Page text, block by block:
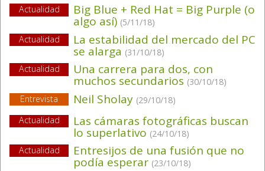
Actualidad
Big Blue + Red Hat = Big Purple (o
algo así) (5/11/18)
Actualidad
La estabilidad del mercado del PC
se alarga (31/10/18)
Actualidad
Una carrera para dos, con
muchos secundarios (30/10/18)
Entrevista
Neil Sholay (29/10/18)
Actualidad
Las cámaras fotográficas buscan
lo superlativo (24/10/18)
Actualidad
Entresijos de una fusión que no
podía esperar (23/10/18)